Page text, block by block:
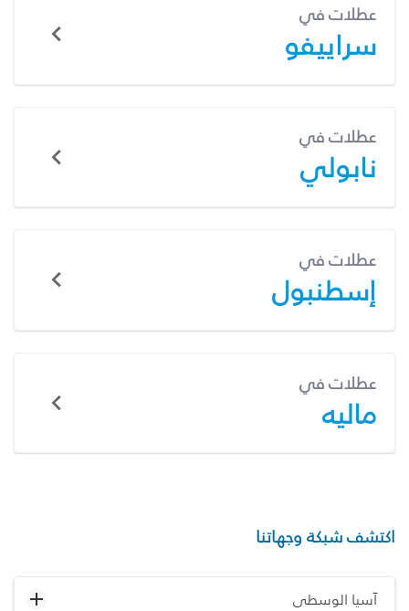
عطلات في
سراييفو
عطلات في
نابولي
عطلات في
إسطنبول
عطلات في
ماليه
اكتشف شبكة وجهاتنا
آسيا الوسطى